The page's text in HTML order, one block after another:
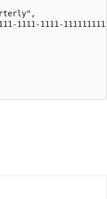
1111-1111-